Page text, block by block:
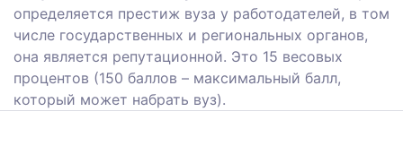
определяется престиж вуза у работодателей, в том
числе государственных и региональных органов,
она является репутационной. Это 15 весовых
процентов (150 баллов – максимальный балл,
который может набрать вуз).